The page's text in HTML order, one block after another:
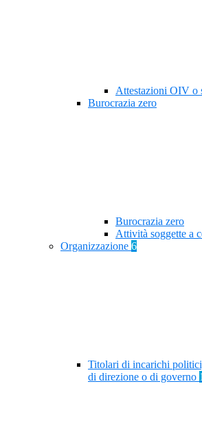
Attestazioni OIV o
Burocrazia zero
Burocrazia zero
Attività soggette a
Organizzazione 6
Titolari di incarichi
di direzione o di governo 1